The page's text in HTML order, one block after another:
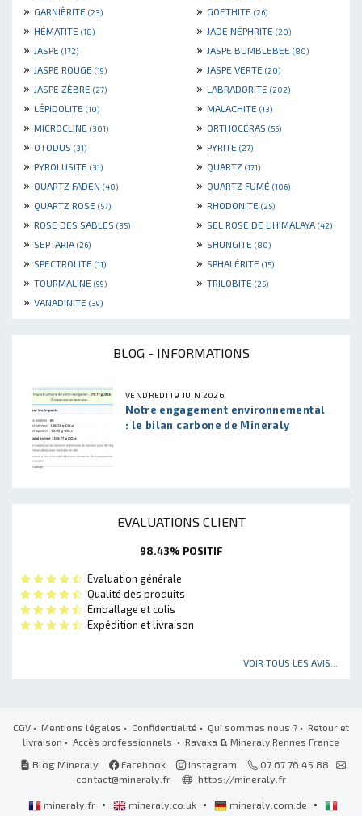
» GARNIÈRITE (23) » GOETHITE (26)
» HÉMATITE (18) » JADE NÉPHRITE (20)
» JASPE (172) » JASPE BUMBLEBEE (80)
» JASPE ROUGE (19) » JASPE VERTE (20)
» JASPE ZÈBRE (27) » LABRADORITE (202)
» LÉPIDOLITE (10) » MALACHITE (13)
» MICROCLINE (301) » ORTHOCÉRAS (55)
» OTODUS (31) » PYRITE (27)
» PYROLUSITE (31) » QUARTZ (171)
» QUARTZ FADEN (40) » QUARTZ FUMÉ (106)
» QUARTZ ROSE (57) » RHODONITE (25)
» ROSE DES SABLES (35) » SEL ROSE DE L'HIMALAYA (42)
» SEPTARIA (26) » SHUNGITE (80)
» SPECTROLITE (11) » SPHALÉRITE (15)
» TOURMALINE (99) » TRILOBITE (25)
» VANADINITE (39)
BLOG - INFORMATIONS
VENDREDI 19 JUIN 2026
Notre engagement environnemental
: le bilan carbone de Mineraly
EVALUATIONS CLIENT
98.43% POSITIF
Evaluation générale
Qualité des produits
Emballage et colis
Expédition et livraison
VOIR TOUS LES AVIS...
CGV • Mentions légales • Confidentialité • Qui sommes nous ? • Retour et
livraison • Accès professionnels • Ravaka & Mineraly Rennes France
Blog Mineraly
Facebook Instagram
07 67 76 45 88
contact@mineraly.fr
https://mineraly.fr
mineraly.fr • mineraly.co.uk • mineraly.com.de
•